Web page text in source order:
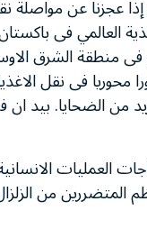
عجزنا عن مواصلة
العالمي فى
فى منطقة الشرق
محوريا فى نقل
من الضحايا. بيد
العمليات
من